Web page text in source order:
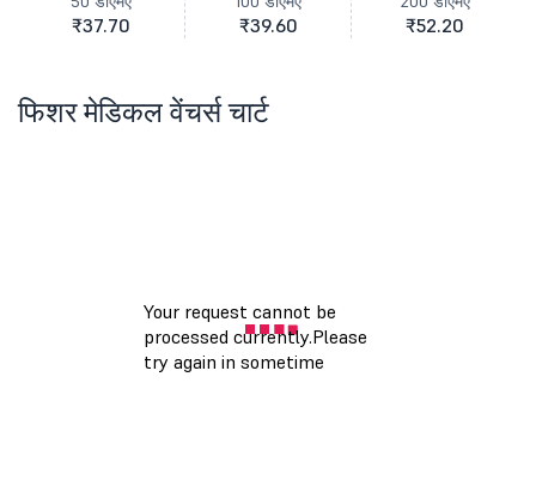
₹37.70 ₹39.60 ₹52.20
फिशर मेडिकल वेंचर्स चार्ट